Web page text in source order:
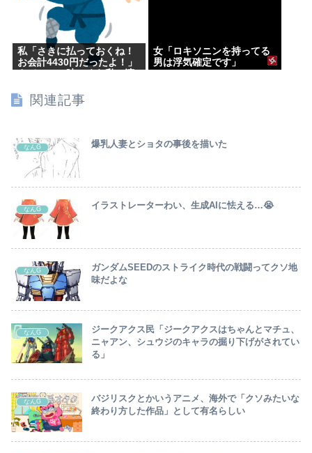
私「さきに払っておくね！
お会計4430円だったよ！」
女「ロキソニンを持ってる
男は浮気確定です」
関連記事
なんG 爆乳人妻とショタの事後を描いた
なんG イラストレーターわい、生成AIに怯える…😭
なんG
ガンダムSEEDのストライク時代の戦闘ってクソ地
味だよな
なんG
ジークアクス民「ジークアクスはちゃんとマチュ、
ニャアン、シュウジのキャラの掘り下げがされてい
る」
なんG
バジリスクとかいうアニメ、海外で「クソみたいな
終わり方した作品」として有名らしい